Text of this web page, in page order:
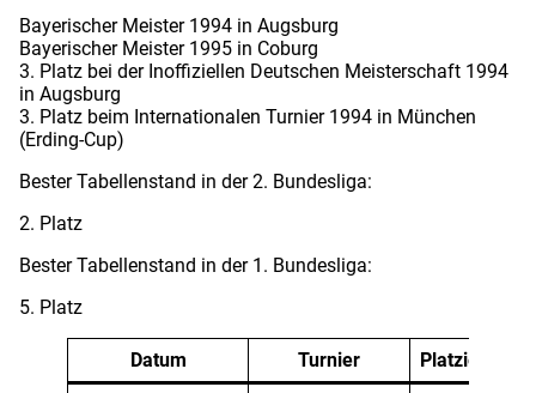
Bayerischer Meister 1994 in Augsburg
Bayerischer Meister 1995 in Coburg
3. Platz bei der Inoffiziellen Deutschen Meisterschaft 1994
in Augsburg
3. Platz beim Internationalen Turnier 1994 in München
(Erding-Cup)
Bester Tabellenstand in der 2. Bundesliga:
2. Platz
Bester Tabellenstand in der 1. Bundesliga:
5. Platz
Datum Turnier Platzierung